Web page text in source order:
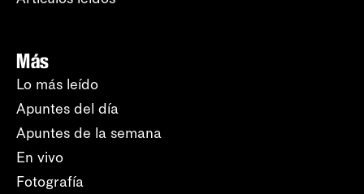
Más
Lo más leído
Apuntes del día
Apuntes de la semana
En vivo
Fotografía